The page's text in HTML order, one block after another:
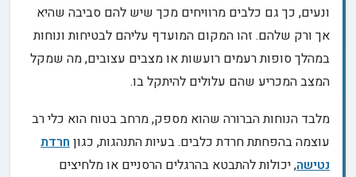
ונעים, כך גם כלבים מרוויחים מכך שיש להם סביבה שהיא
אך ורק שלהם. זהו המקום המועדף עליהם לבטיחות ונוחות
במהלך סופות רעמים רועשות או מצבים עצובים, מה שמקל
המצב המכריע שהם עלולים להיתקל בו.
מלבד הנוחות הברורה שהוא מספק, מרחב בטוח הוא כלי רב
עוצמה בהפחתת חרדת כלבים. בעיות התנהגות, כגוןחרדת
נטישה, יכולות להתבטא בהרגלים הרסניים או מלחיצים